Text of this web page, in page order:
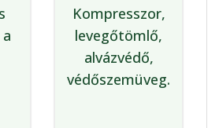
Kompresszor,
levegőtömlő,
alvázvédő,
védőszemüveg.